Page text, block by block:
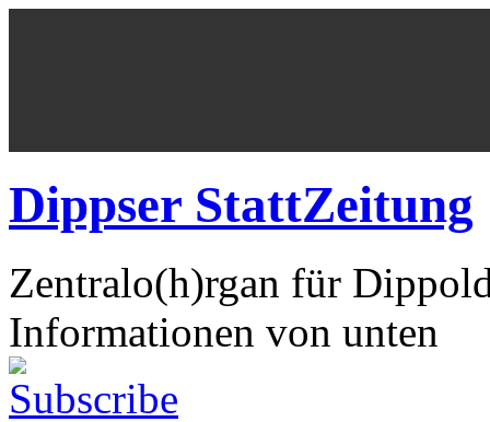
Dippser StattZeitung
Zentralo(h)rgan für
Informationen von unten